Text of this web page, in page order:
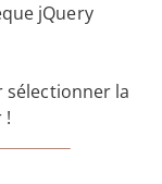
jQuery
sélectionner la
!